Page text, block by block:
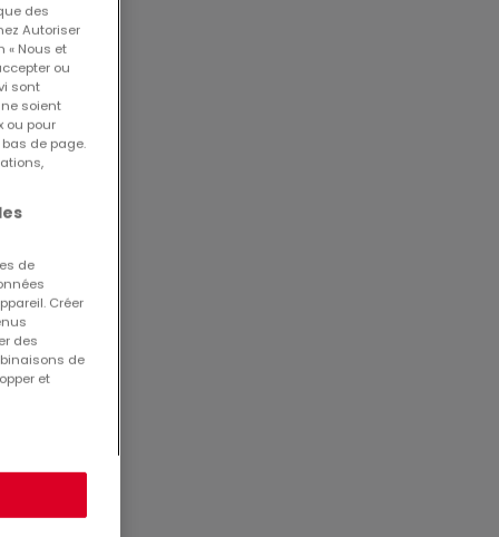
des
Autoriser
Nous et
ou
sont
soient
ou pour
de page.
de
Créer
des
de
et